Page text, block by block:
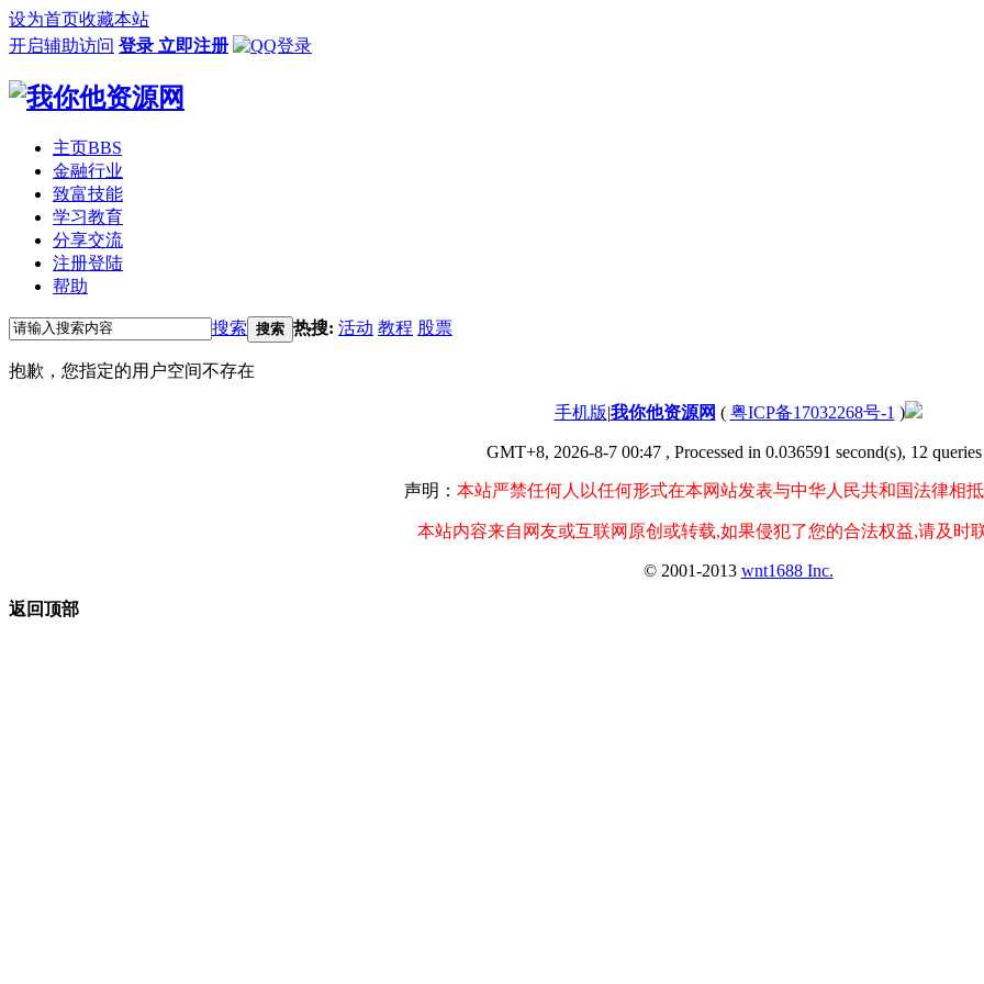
设为首页收藏本站
开启辅助访问 登录 立即注册
主页BBS
金融行业
致富技能
学习教育
分享交流
注册登陆
帮助
搜索 搜索 热搜: 活动 教程 股票
抱歉，您指定的用户空间不存在
手机版|我你他资源网 ( 粤ICP备17032268号-1 )
GMT+8, 2026-8-7 00:47, Processed in 0.036591 second(s), 12 queries
声明： 本站严禁任何人以任何形式在本网站发表与中华人民共和国法律相抵
本站内容来自网友或互联网原创或转载,如果侵犯了您的合法权益,请及时
© 2001-2013 wnt1688 Inc.
返回顶部